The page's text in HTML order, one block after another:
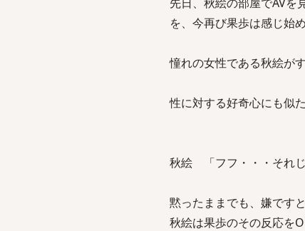
を、今再び果歩は感じ始
憧れの女性である秋絵が
性に対する好奇心にも似
秋絵 「フフ・・・それじ
黙ったままでも、嫌です
秋絵は果歩のその反応を